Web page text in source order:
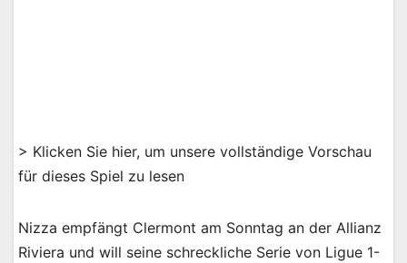
> Klicken Sie hier, um unsere vollständige Vorschau
für dieses Spiel zu lesen
Nizza empfängt Clermont am Sonntag an der Allianz
Riviera und will seine schreckliche Serie von Ligue 1-